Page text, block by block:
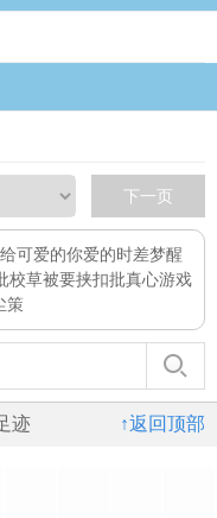
下一页
可爱的你爱的时差梦醒
校草被要挟扣批真心游戏
策
↑返回顶部
迹